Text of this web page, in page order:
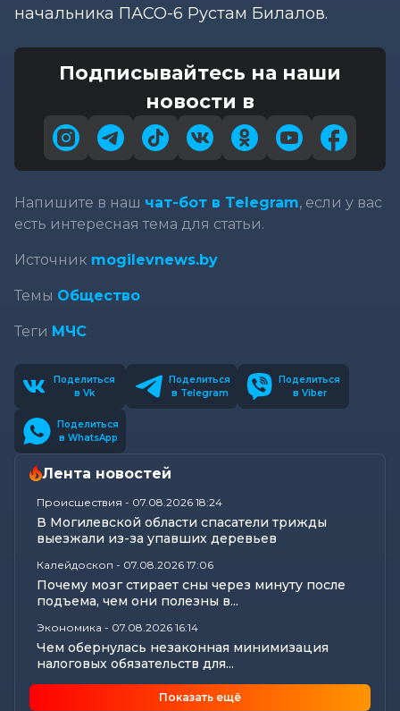
начальника ПАСО-6 Рустам Билалов.
Подписывайтесь на наши
новости в
Напишите в наш чат-бот в Telegram, если у вас
есть интересная тема для статьи.
Источник mogilevnews.by
Темы Общество
Теги МЧС
Поделиться
в Vk
Поделиться
в Telegram
Поделиться
в Viber
Поделиться
в WhatsApp
Лента новостей
Происшествия - 07.08.2026 18:24
В Могилевской области спасатели трижды
выезжали из-за упавших деревьев
Калейдоскоп - 07.08.2026 17:06
Почему мозг стирает сны через минуту после
подъема, чем они полезны в...
Экономика - 07.08.2026 16:14
Чем обернулась незаконная минимизация
налоговых обязательств для...
Показать ещё